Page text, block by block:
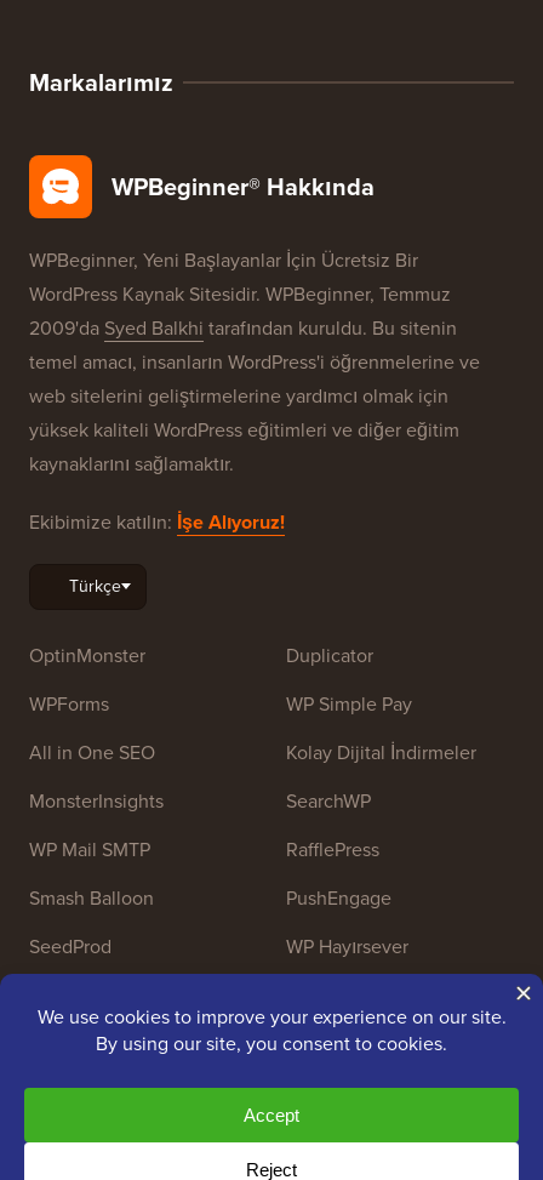
Markalarımız
WPBeginner® Hakkında
WPBeginner, Yeni Başlayanlar İçin Ücretsiz Bir
WordPress Kaynak Sitesidir. WPBeginner, Temmuz
2009'da Syed Balkhi tarafından kuruldu. Bu sitenin
temel amacı, insanların WordPress'i öğrenmelerine ve
web sitelerini geliştirmelerine yardımcı olmak için
yüksek kaliteli WordPress eğitimleri ve diğer eğitim
kaynaklarını sağlamaktır.
Ekibimize katılın: İşe Alıyoruz!
OptinMonster
WPForms
All in One SEO
MonsterInsights
WP Mail SMTP
Smash Balloon
SeedProd
Duplicator
WP Simple Pay
Kolay Dijital İndirmeler
SearchWP
RafflePress
PushEngage
WP Hayırsever
Telif Hakkı © 2009 - 2026 WPBeginner LLC. Tüm Hakları